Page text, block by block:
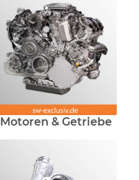
Motoren & Getriebe